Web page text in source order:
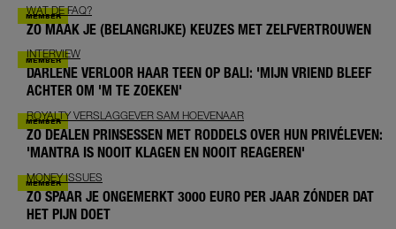
WAT DE FAQ?
ZO MAAK JE (BELANGRIJKE) KEUZES MET ZELFVERTROUWEN
INTERVIEW
DARLENE VERLOOR HAAR TEEN OP BALI: 'MIJN VRIEND BLEEF
ACHTER OM 'M TE ZOEKEN'
ROYALTY VERSLAGGEVER SAM HOEVENAAR
ZO DEALEN PRINSESSEN MET RODDELS OVER HUN PRIVÉLEVEN:
'MANTRA IS NOOIT KLAGEN EN NOOIT REAGEREN'
MONEY ISSUES
ZO SPAAR JE ONGEMERKT 3000 EURO PER JAAR ZÓNDER DAT
HET PIJN DOET